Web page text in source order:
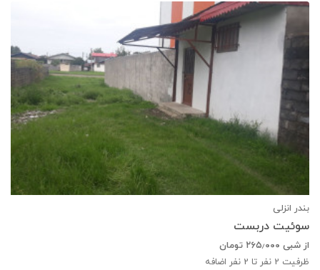
بندر انزلی
سوئیت دربست
از شبی ۲۶۵٫۰۰۰ تومان
ظرفیت 2 نفر تا 2 نفر اضافه